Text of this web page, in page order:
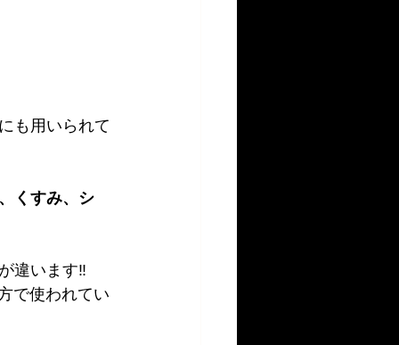
も用いられて
くすみ、シ
違います‼️
で使われてい